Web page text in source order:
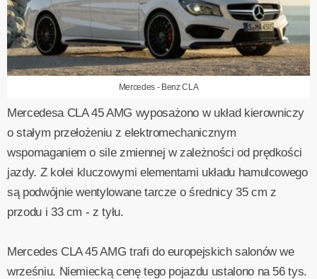
Mercedes - Benz CLA
Mercedesa CLA 45 AMG wyposażono w układ kierowniczy
o stałym przełożeniu z elektromechanicznym
wspomaganiem o sile zmiennej w zależności od prędkości
jazdy. Z kolei kluczowymi elementami układu hamulcowego
są podwójnie wentylowane tarcze o średnicy 35 cm z
przodu i 33 cm - z tyłu.
Mercedes CLA 45 AMG trafi do europejskich salonów we
wrześniu. Niemiecką cenę tego pojazdu ustalono na 56 tys.